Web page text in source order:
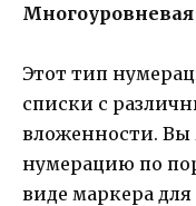
Этот тип
списки с
вложенности. Вы
нумерацию по
виде маркера